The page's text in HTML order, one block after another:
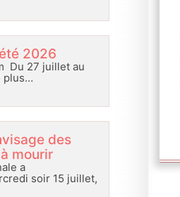
2026
Du 27 juillet au
plus…
des
mourir
a
soir 15 juillet,